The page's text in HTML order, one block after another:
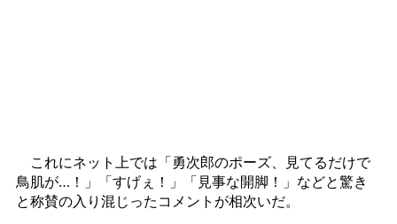
これにネット上では「勇次郎のポーズ、見てるだけで
鳥肌が…！」「すげぇ！」「見事な開脚！」などと驚き
と称賛の入り混じったコメントが相次いだ。